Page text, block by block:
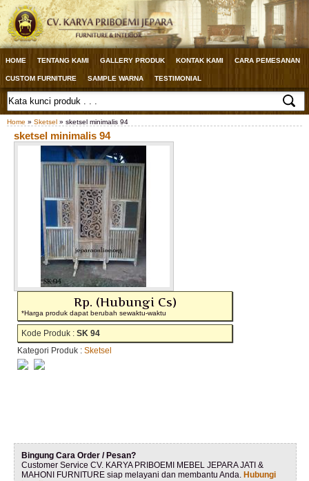
HOME TENTANG KAMI GALLERY PRODUK KONTAK KAMI CARA PEMESANAN
CUSTOM FURNITURE SAMPLE WARNA TESTIMONIAL
Home » Sketsel » sketsel minimalis 94
sketsel minimalis 94
Rp. (Hubungi Cs)
*Harga produk dapat berubah sewaktu-waktu
Kode Produk : SK 94
Kategori Produk : Sketsel
Bingung Cara Order / Pesan?
Customer Service CV. KARYA PRIBOEMI MEBEL JEPARA JATI &
MAHONI FURNITURE siap melayani dan membantu Anda. Hubungi